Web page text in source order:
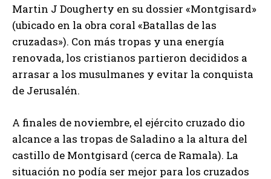
Martin J Dougherty en su dossier «Montgisard»
(ubicado en la obra coral «Batallas de las
cruzadas»). Con más tropas y una energía
renovada, los cristianos partieron decididos a
arrasar a los musulmanes y evitar la conquista
de Jerusalén.
A finales de noviembre, el ejército cruzado dio
alcance a las tropas de Saladino a la altura del
castillo de Montgisard (cerca de Ramala). La
situación no podía ser mejor para los cruzados